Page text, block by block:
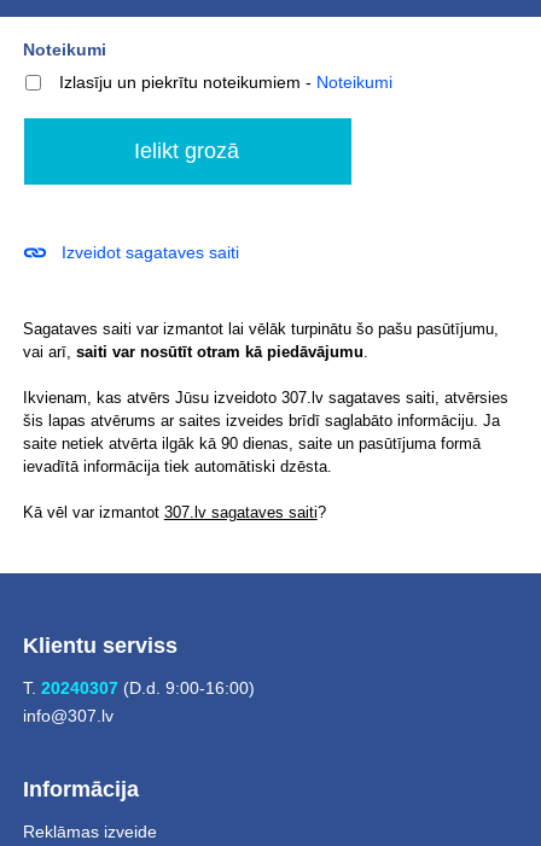
Noteikumi
Izlasīju un piekrītu noteikumiem - Noteikumi
Izveidot sagataves saiti
Sagataves saiti var izmantot lai vēlāk turpinātu šo pašu pasūtījumu,
vai arī, saiti var nosūtīt otram kā piedāvājumu
Ikvienam, kas atvērs Jūsu izveidoto 307.lv sagataves saiti, atvērsies
šis lapas atvērums ar saites izveides brīdī saglabāto informāciju. Ja
saite netiek atvērta ilgāk kā 90 dienas, saite un pasūtījuma formā
ievadītā informācija tiek automātiski dzēsta.
Kā vēl var izmantot 307.lv sagataves saiti?
Klientu serviss
T. 20240307(D.d. 9:00-16:00)
info@307.lv
Informācija
Reklāmas izveide